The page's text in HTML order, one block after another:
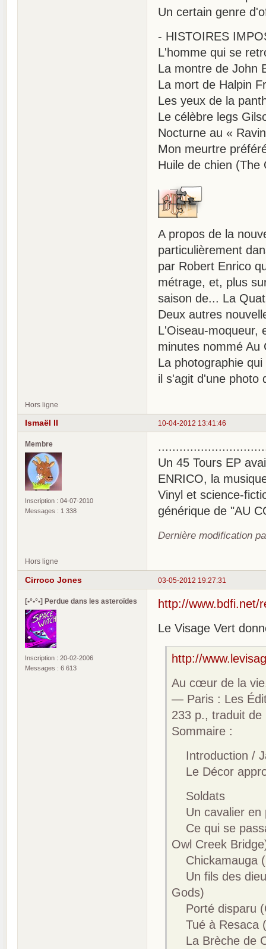
Un certain genre
- HISTOIRES
L'homme qui se
La montre de John
La mort de Halpin
Les yeux de la
Le célèbre legs
Nocturne au «
Mon meurtre
Huile de chien
A propos de la
particulièrement
par Robert Enrico
métrage, et, plus
saison de... La
Deux autres
L'Oiseau-moqueur,
minutes nommé Au
La photographie
il s'agit d'une photo
Hors ligne
10-04-2012 13:41:46
Ismaël II
Membre
Inscription : 04-07-2010
Messages : 1 338
Un 45 Tours EP
ENRICO, la
Vinyl et science-
générique de "AU
Dernière modification
Hors ligne
03-05-2012 19:27:31
Cirroco Jones
[•°•°•] Perdue dans les asteroïdes
Inscription : 20-02-2006
Messages : 6 613
http://www.bdfi.net/
Le Visage Vert
http://
Au cœur de la
— Paris : Les
233 p., traduit de
Sommaire :
Introduction /
Le Décor
Soldats
Un cavalier en
Ce qui se
Owl Creek
Chickamauga
Un fils des
Gods)
Porté disparu
Tué à Resaca
La Brèche de